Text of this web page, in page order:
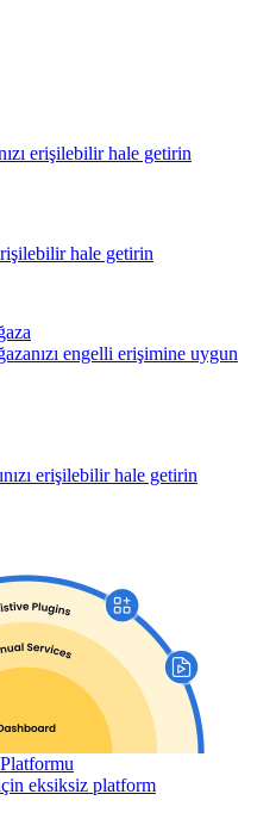
erişilebilir hale getirin
hale getirin
engelli erişimine uygun
erişilebilir hale getirin
eksiksiz platform